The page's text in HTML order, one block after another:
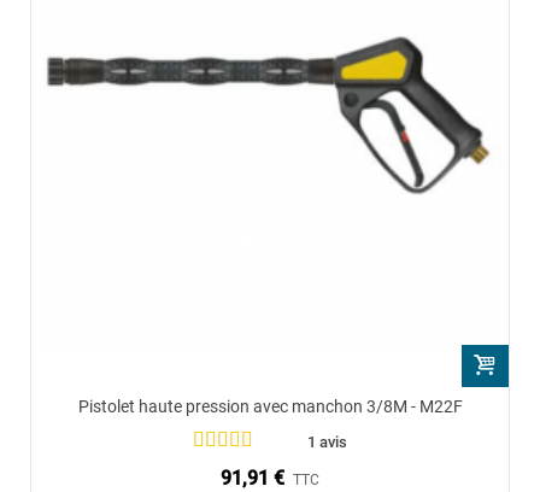
Pistolet haute pression avec manchon 3/8M - M22F
1 avis
91,91 € TTC